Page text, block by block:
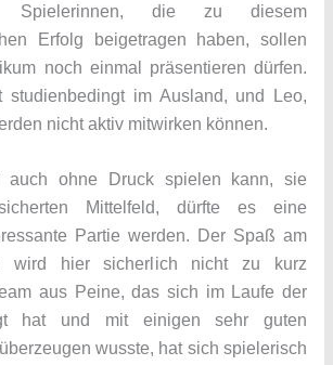
Spielerinnen, die zu diesem
Erfolg beigetragen haben, sollen
noch einmal präsentieren dürfen.
studienbedingt im Ausland, und Leo,
nicht aktiv mitwirken können.
auch ohne Druck spielen kann, sie
Mittelfeld, dürfte es eine
Partie werden. Der Spaß am
wird hier sicherlich nicht zu kurz
aus Peine, das sich im Laufe der
hat und mit einigen sehr guten
wusste, hat sich spielerisch